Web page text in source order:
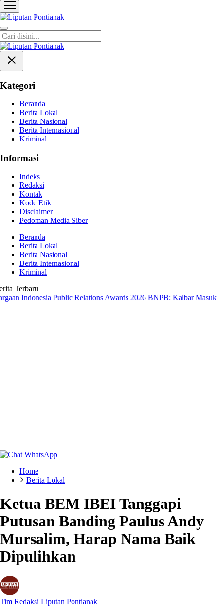
Liputan Pontianak
Berita Terkini dan TerUpdate
Kategori
Beranda
Berita Lokal
Berita Nasional
Berita Internasional
Kriminal
Informasi
Indeks
Redaksi
Kontak
Kode Etik
Disclaimer
Pedoman Media Siber
Beranda
Berita Lokal
Berita Nasional
Berita Internasional
Kriminal
Terbaru
Public Relations Awards 2026 BNPB: Kalbar Masuk Prioritas
Home
Berita Lokal
Ketua BEM IBEI Tanggapi
Putusan Banding Paulus Andy
Mursalim, Harap Nama Baik
Dipulihkan
Tim Redaksi Liputan Pontianak